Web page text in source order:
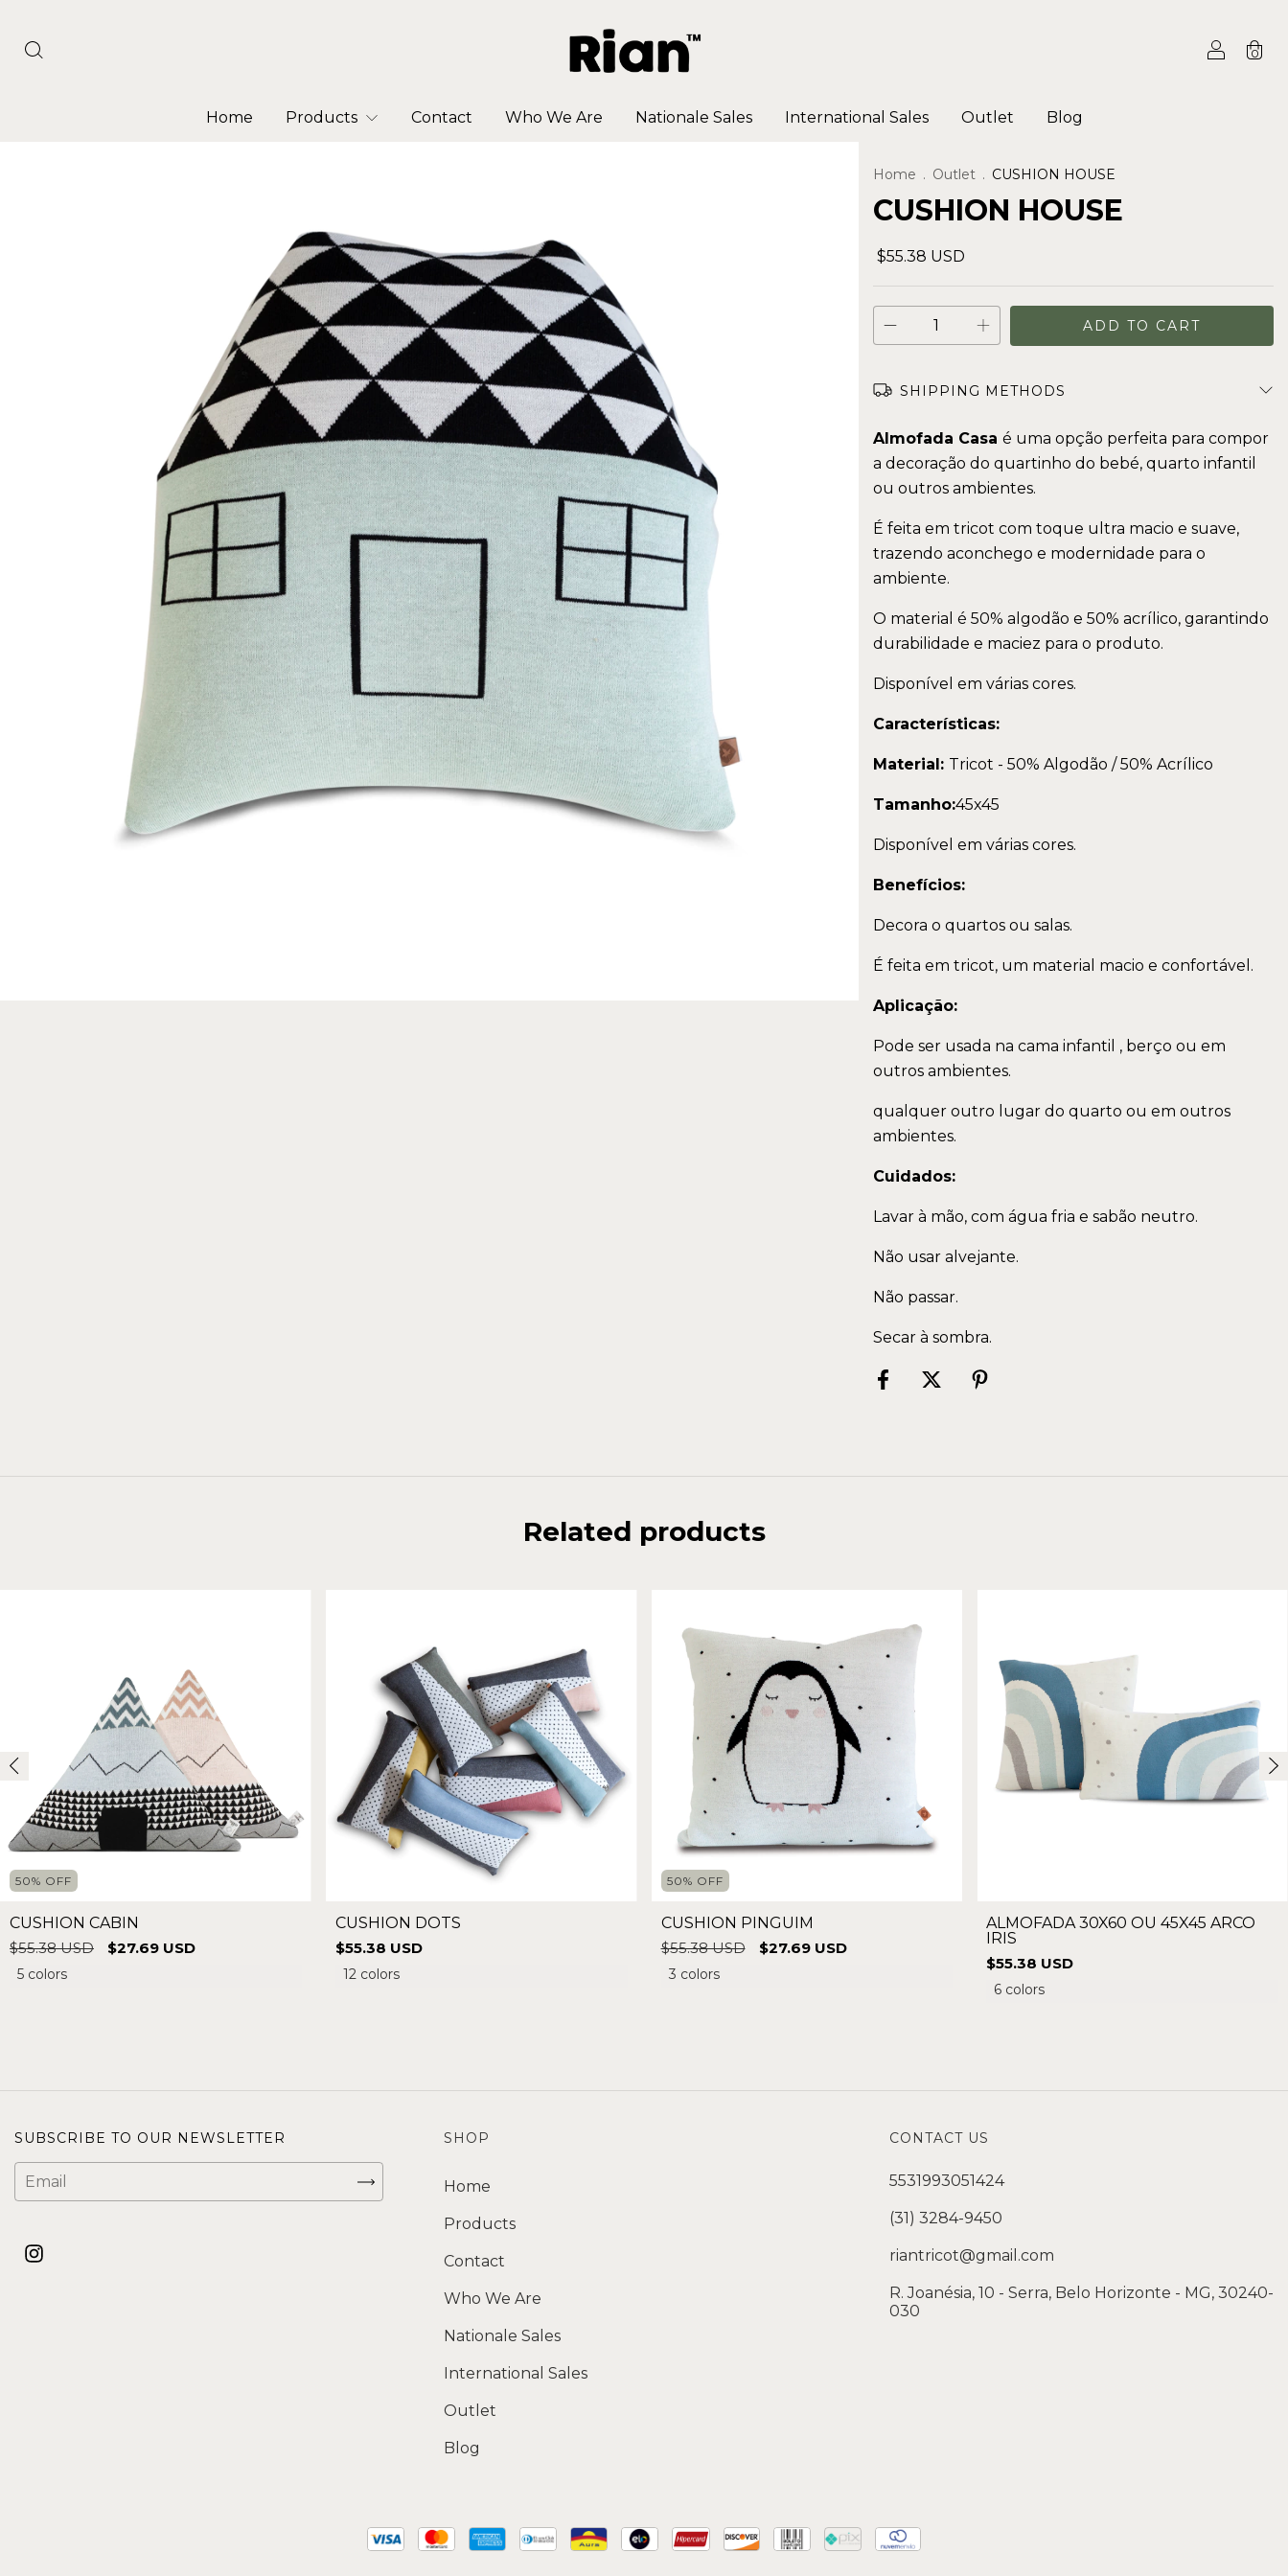
0
Home Products Contact Who We Are Nationale Sales International Sales Outlet Blog
Home . Outlet . CUSHION HOUSE
CUSHION HOUSE
$55.38 USD
SHIPPING METHODS
Almofada Casa é uma opção perfeita para compor
a decoração do quartinho do bebé, quarto infantil
ou outros ambientes.
É feita em tricot com toque ultra macio e suave,
trazendo aconchego e modernidade para o
ambiente.
O material é 50% algodão e 50% acrílico, garantindo
durabilidade e maciez para o produto.
Disponível em várias cores.
Características:
Material: Tricot - 50% Algodão / 50% Acrílico
Tamanho:45x45
Disponível em várias cores.
Benefícios:
Decora o quartos ou salas.
É feita em tricot, um material macio e confortável.
Aplicação:
Pode ser usada na cama infantil , berço ou em
outros ambientes.
qualquer outro lugar do quarto ou em outros
ambientes.
Cuidados:
Lavar à mão, com água fria e sabão neutro.
Não usar alvejante.
Não passar.
Secar à sombra.
Related products
50% OFF
CUSHION CABIN
$55.38 USD
$27.69 USD
5 colors
CUSHION DOTS
$55.38 USD
12 colors
50% OFF
CUSHION PINGUIM
$55.38 USD
$27.69 USD
3 colors
ALMOFADA 30X60 OU 45X45 ARCO
IRIS
$55.38 USD
6 colors
SUBSCRIBE TO OUR NEWSLETTER SHOP
Home
Products
Contact
Who We Are
Nationale Sales
International Sales
Outlet
Blog
CONTACT US
5531993051424
(31) 3284-9450
riantricot@gmail.com
R. Joanésia, 10 - Serra, Belo Horizonte - MG, 30240-
030